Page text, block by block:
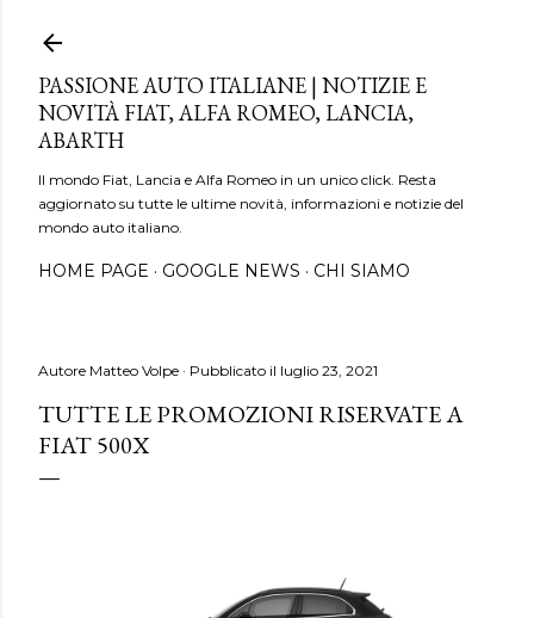
PASSIONE AUTO ITALIANE | NOTIZIE E
NOVITÀ FIAT, ALFA ROMEO, LANCIA,
ABARTH
Il mondo Fiat, Lancia e Alfa Romeo in un unico click. Resta
aggiornato su tutte le ultime novità, informazioni e notizie del
mondo auto italiano.
HOME PAGE GOOGLE NEWS CHI SIAMO
Autore Matteo Volpe Pubblicato il luglio 23, 2021
TUTTE LE PROMOZIONI RISERVATE A
FIAT 500X